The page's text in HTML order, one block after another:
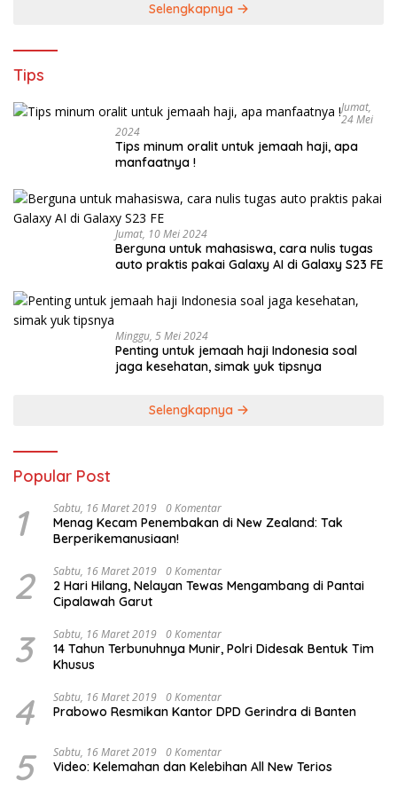
Selengkapnya
Tips
Jumat,
24 Mei
2024
Tips minum oralit untuk jemaah haji, apa
manfaatnya !
Jumat, 10 Mei 2024
Berguna untuk mahasiswa, cara nulis tugas
auto praktis pakai Galaxy AI di Galaxy S23 FE
Minggu, 5 Mei 2024
Penting untuk jemaah haji Indonesia soal
jaga kesehatan, simak yuk tipsnya
Selengkapnya
Popular Post
1 Sabtu, 16 Maret 2019 0 Komentar
Menag Kecam Penembakan di New Zealand: Tak
Berperikemanusiaan!
2 Sabtu, 16 Maret 2019 0 Komentar
2 Hari Hilang, Nelayan Tewas Mengambang di Pantai
Cipalawah Garut
3 Sabtu, 16 Maret 2019 0 Komentar
14 Tahun Terbunuhnya Munir, Polri Didesak Bentuk Tim
Khusus
4 Sabtu, 16 Maret 2019 0 Komentar
Prabowo Resmikan Kantor DPD Gerindra di Banten
5 Sabtu, 16 Maret 2019 0 Komentar
Video: Kelemahan dan Kelebihan All New Terios